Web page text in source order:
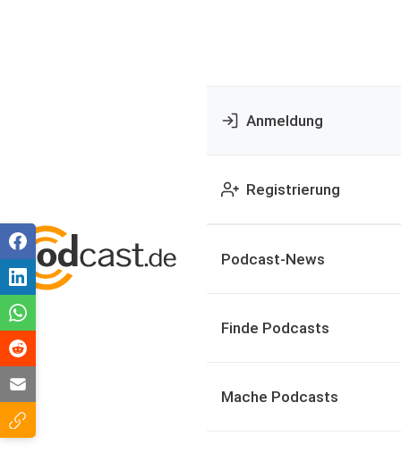
Anmeldung
Registrierung
Podcast-News
Finde Podcasts
Mache Podcasts